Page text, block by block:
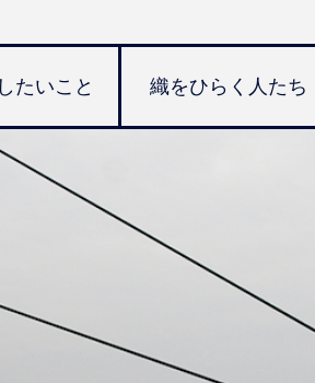
たいこと 織をひらく人たち